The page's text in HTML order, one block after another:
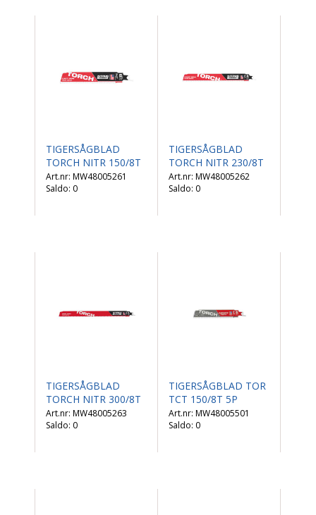
TIGERSÅGBLAD
TORCH NITR 150/8T
MW48005261
Saldo: 0
TIGERSÅGBLAD
TORCH NITR 230/8T
MW48005262
Saldo: 0
TIGERSÅGBLAD
TORCH NITR 300/8T
MW48005263
Saldo: 0
TIGERSÅGBLAD TOR
TCT 150/8T 5P
MW48005501
Saldo: 0